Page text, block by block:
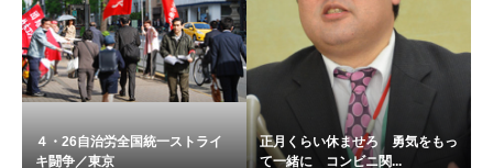
４・26自治労全国統一ストライ
キ闘争／東京
正月くらい休ませろ 勇気をもっ
て一緒に コンビニ関...